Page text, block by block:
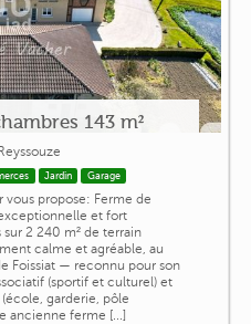
143 m²
Jardin Garage
vous propose: Ferme de
et fort
2 240 m² de terrain
calme et agréable, au
Foissiat — reconnu pour son
(sportif et culturel) et
garderie, pôle
ancienne ferme [...]